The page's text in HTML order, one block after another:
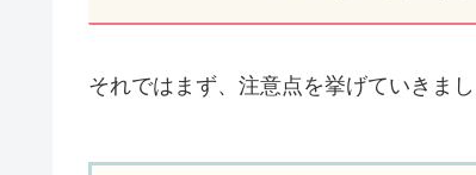
それではまず、注意点を挙げていきまし